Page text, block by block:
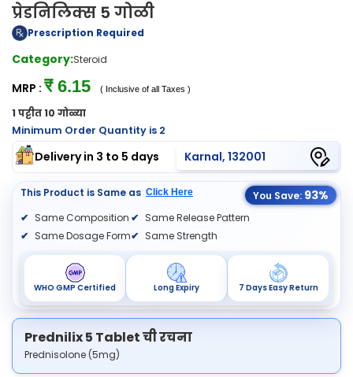
प्रेडनिलिक्स 5 गोळी
Prescription Required
Category:Steroid
MRP : ₹ 6.15 ( Inclusive of all Taxes )
1 पट्टीत 10 गोळ्या
Minimum Order Quantity is 2
Delivery in 3 to 5 days Karnal, 132001
This Product is Same as Click Here You Save: 93%
Same Composition
Same Dosage Form
Same Release Pattern
Same Strength
WHO GMP Certified Long Expiry 7 Days Easy Return
Prednilix 5 Tablet ची रचना
Prednisolone (5mg)